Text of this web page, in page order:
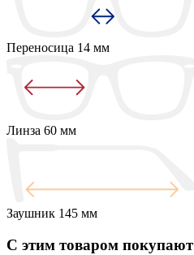
Переносица 14 мм
Линза 60 мм
Заушник 145 мм
С этим товаром покупают